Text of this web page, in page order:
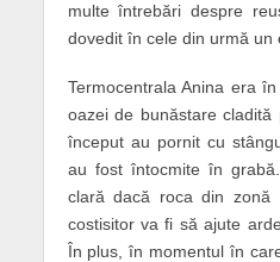
multe întrebări despre
dovedit în cele din urmă un
Termocentrala Anina era
oazei de bunăstare
început au pornit cu
au fost întocmite în
clară dacă roca din
costisitor va fi să ajute
În plus, în momentul în